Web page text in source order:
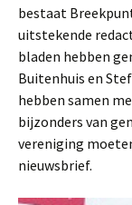
bestaat
uitstekende
bladen hebben
Buitenhuis en
hebben samen
bijzonders van
vereniging
nieuwsbrief.